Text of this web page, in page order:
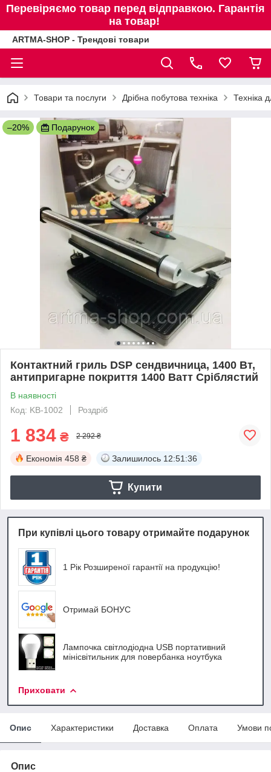
Перевіряємо товар перед відправкою. Гарантія
на товар!
ARTMA-SHOP - Трендові товари
Товари та послуги Дрібна побутова техніка Техніка
–20% Подарунок
Контактний гриль DSP сендвичница, 1400 Вт,
антипригарне покриття 1400 Ватт Сріблястий
В наявності
Код: KB-1002
Роздріб
1 834 ₴ 2 292 ₴
Економія 458 ₴ Залишилось 12:51:35
Купити
При купівлі цього товару отримайте подарунок
1 Рік Розширеної гарантії на продукцію!
Отримай БОНУС
Лампочка світлодіодна USB портативний
мінісвітильник для повербанка ноутбука
Приховати
Опис Характеристики Доставка Оплата Умови
Опис